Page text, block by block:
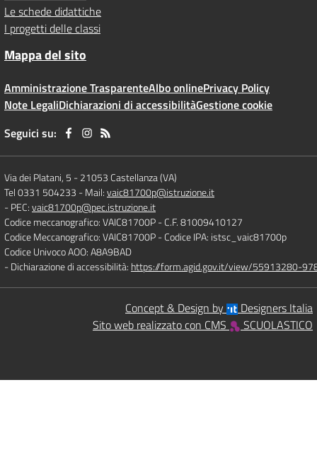
Le schede didattiche
I progetti delle classi
Mappa del sito
Amministrazione TrasparenteAlbo onlinePrivacy Policy
Note LegaliDichiarazioni di accessibilitàGestione cookie
Seguici su:
Via dei Platani, 5 -21053 Castellanza (VA)
Tel 0331 504233 - Mail:vaic81700p@istruzione.it
- PEC:vaic81700p@pec.istruzione.it
Codice meccanografico: VAIC81700P- C.F. 81009410127
Codice Meccanografico: VAIC81700P- Codice IPA: istsc_vaic81700p
Codice Univoco AOO: A8A9BAD
- Dichiarazione di accessibilità: https://form.agid.gov.it/view/55913280-
Concept & Design by
Designers Italia
Sito web realizzato con CMS
SCUOLASTICO